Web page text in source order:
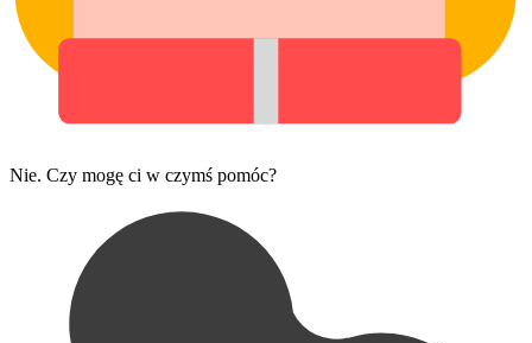
Nie. Czy mogę ci w czymś pomóc?